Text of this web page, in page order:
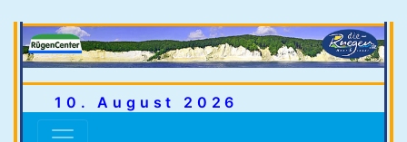
10. August 2026